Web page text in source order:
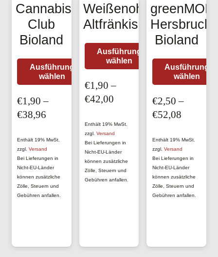
Cannabis
Club
Bioland
Ausführung
wählen
Dieses
weist
mehrere
auf.
Die
Optionen
können
€1,90 –
€38,96
bis
€38,96
Enthält 19% MwSt.
zzgl.Versand
Bei Lieferungen in
Nicht-EU-Länder
können zusätzliche
Zölle, Steuern und
Gebühren anfallen.
Weißenoher
Altfränkisch
Ausführung
wählen
Produkt
Varianten
auf.
können
auf
der
Produktseite
€1,90 –
€42,00Preisspanne:
bis
€42,00
Enthält 19% MwSt.
zzgl. Versand
Bei Lieferungen in
Nicht-EU-Länder
können zusätzliche
Zölle, Steuern und
Gebühren anfallen.
Bioland
Ausführung
wählen
€2,50 –
€52,08
bis
€52,08
Enthält 19% MwSt.
zzgl. Versand
Bei Lieferungen in
Nicht-EU-Länder
können zusätzliche
Zölle, Steuern und
Gebühren anfallen.